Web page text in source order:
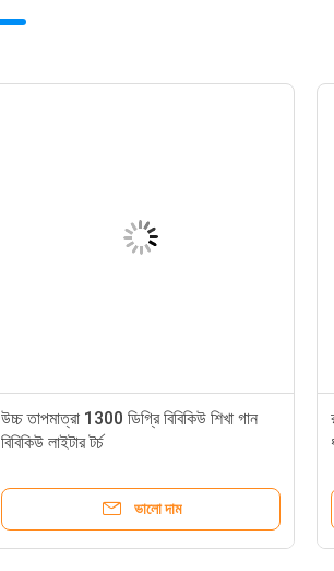
উচ্চ তাপমাত্রা 1300 ডিগ্রি বিবিকিউ শিখা গান
বিবিকিউ লাইটার টর্চ
ভালো দাম